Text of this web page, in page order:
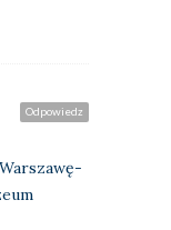
Odpowiedz